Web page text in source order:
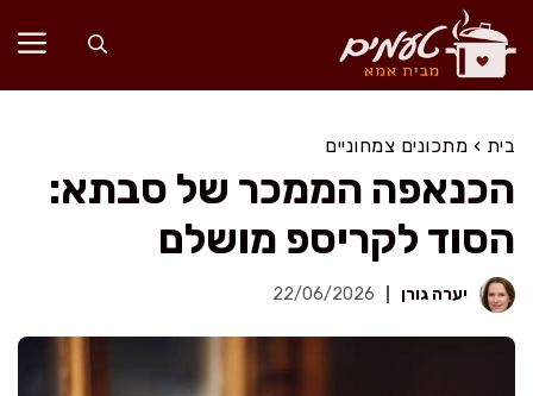
לדלג
לתוכן
בית › מתכונים צמחוניים
הכנאפה הממכר של סבתא:
הסוד לקריספ מושלם
יערה גורן 22/06/2026